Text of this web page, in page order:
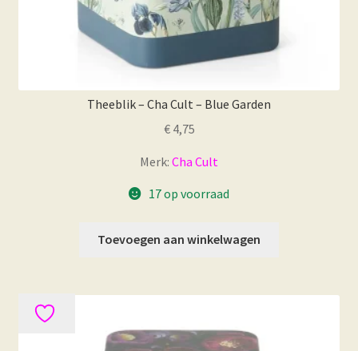
Theeblik – Cha Cult – Blue Garden
€4,75
Merk: Cha Cult
17 op voorraad
Toevoegen aan winkelwagen